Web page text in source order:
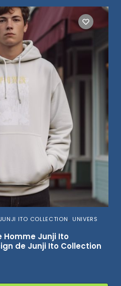
ITO COLLECTION, UNIVERS
Junji Ito
de Junji Ito Collection